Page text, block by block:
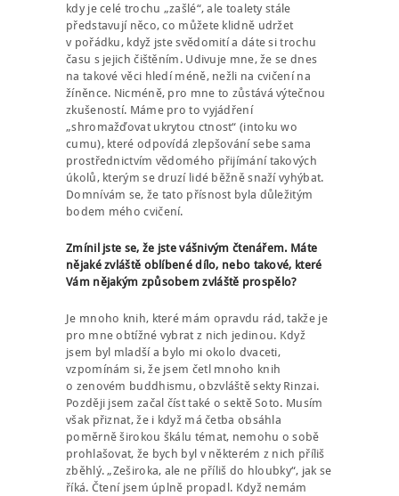
kdy je celé trochu „zašlé“, ale toalety stále
představují něco, co můžete klidně udržet
v pořádku, když jste svědomití a dáte si trochu
času s jejich čištěním. Udivuje mne, že se dnes
na takové věci hledí méně, nežli na cvičení na
žíněnce. Nicméně, pro mne to zůstává výtečnou
zkušeností. Máme pro to vyjádření
„shromažďovat ukrytou ctnost“ (intoku wo
cumu), které odpovídá zlepšování sebe sama
prostřednictvím vědomého přijímání takových
úkolů, kterým se druzí lidé běžně snaží vyhýbat.
Domnívám se, že tato přísnost byla důležitým
bodem mého cvičení.
Zmínil jste se, že jste vášnivým čtenářem. Máte
nějaké zvláště oblíbené dílo, nebo takové, které
Vám nějakým způsobem zvláště prospělo?
Je mnoho knih, které mám opravdu rád, takže je
pro mne obtížné vybrat z nich jedinou. Když
jsem byl mladší a bylo mi okolo dvaceti,
vzpomínám si, že jsem četl mnoho knih
o zenovém buddhismu, obzvláště sekty Rinzai.
Později jsem začal číst také o sektě Soto. Musím
však přiznat, že i když má četba obsáhla
poměrně širokou škálu témat, nemohu o sobě
prohlašovat, že bych byl v některém z nich příliš
zběhlý. „Zeširoka, ale ne příliš do hloubky“, jak se
říká. Čtení jsem úplně propadl. Když nemám